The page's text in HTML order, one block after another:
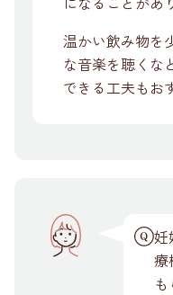
温かい飲み物を
な音楽を聴くな
できる工夫もお
妊
療
も